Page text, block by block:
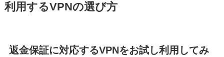
利用するVPNの選び方
返金保証に対応するVPNをお試し利用してみ